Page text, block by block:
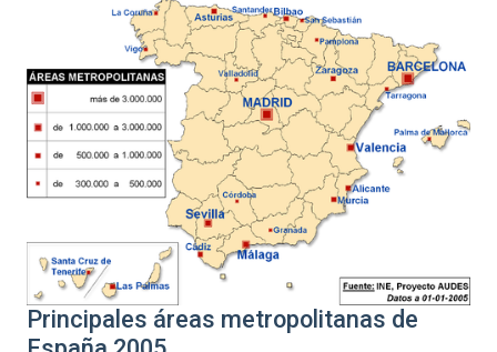
Principales áreas metropolitanas de